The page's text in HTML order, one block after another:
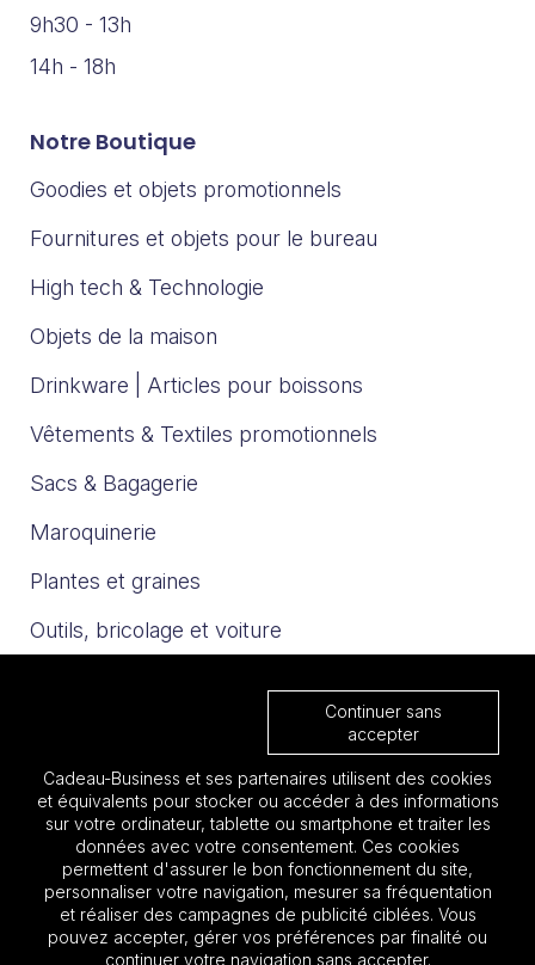
9h30 - 13h
14h - 18h
Notre Boutique
Goodies et objets promotionnels
Fournitures et objets pour le bureau
High tech & Technologie
Objets de la maison
Drinkware | Articles pour boissons
Vêtements & Textiles promotionnels
Sacs & Bagagerie
Maroquinerie
Plantes et graines
Outils, bricolage et voiture
Nos catalogues
Les must 2025
Focus BTP
Focus Aéronautique
Continuer sans
accepter
Cadeau-Business et ses partenaires utilisent des cookies
et équivalents pour stocker ou accéder à des informations
sur votre ordinateur, tablette ou smartphone et traiter les
données avec votre consentement. Ces cookies
permettent d'assurer le bon fonctionnement du site,
personnaliser votre navigation, mesurer sa fréquentation
et réaliser des campagnes de publicité ciblées. Vous
pouvez accepter, gérer vos préférences par finalité ou
continuer votre navigation sans accepter.